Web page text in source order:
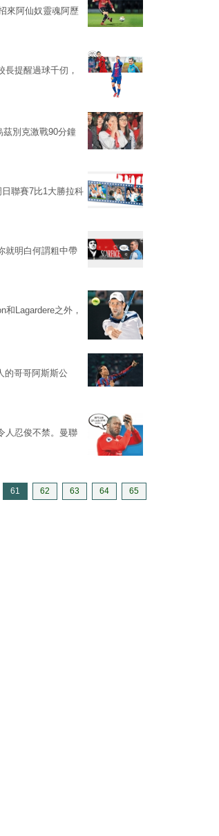
來阿仙奴靈魂阿歷
提醒過球千仞，
茲別克激戰90分鐘
聯賽7比1大勝拉科
就明白何謂粗中帶
Lagardere之外，
的哥哥阿斯斯公
人忍俊不禁。曼聯
61 62 63 64 65